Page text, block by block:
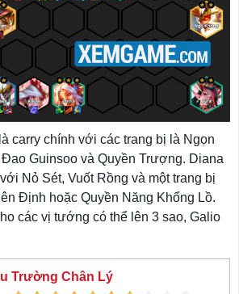
carry chính với các trang bị là Ngọn
Guinsoo và Quyền Trượng. Diana
Nỏ Sét, Vuốt Rồng và một trang bị
Định hoặc Quyền Năng Khổng Lồ.
các vị tướng có thể lên 3 sao, Galio
Trường Chân Lý